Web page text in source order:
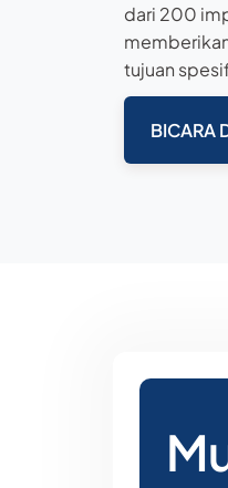
dari 200
tujuan
BICARA